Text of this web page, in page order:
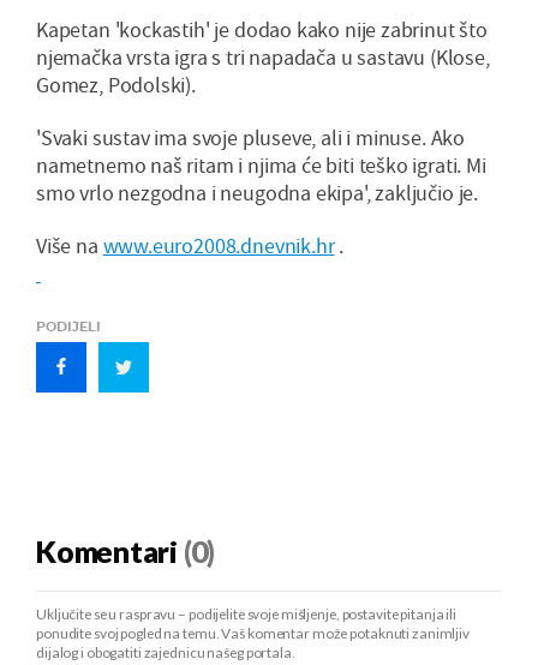
Kapetan 'kockastih' je dodao kako nije zabrinut što
njemačka vrsta igra s tri napadača u sastavu (Klose,
Gomez, Podolski).
'Svaki sustav ima svoje pluseve, ali i minuse. Ako
nametnemo naš ritam i njima će biti teško igrati. Mi
smo vrlo nezgodna i neugodna ekipa', zaključio je.
Više na www.euro2008.dnevnik.hr.
PODIJELI
Komentari (0)
Uključite se u raspravu – podijelite svoje mišljenje, postavite pitanja ili
ponudite svoj pogled na temu. Vaš komentar može potaknuti zanimljiv
dijalog i obogatiti zajednicu našeg portala.